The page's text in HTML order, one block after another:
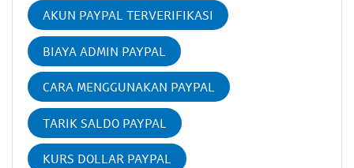
AKUN PAYPAL TERVERIFIKASI
BIAYA ADMIN PAYPAL
CARA MENGGUNAKAN PAYPAL
TARIK SALDO PAYPAL
KURS DOLLAR PAYPAL